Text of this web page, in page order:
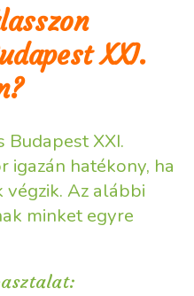
XXI.
Budapest XXI.
igazán hatékony, ha
Az alábbi
minket egyre